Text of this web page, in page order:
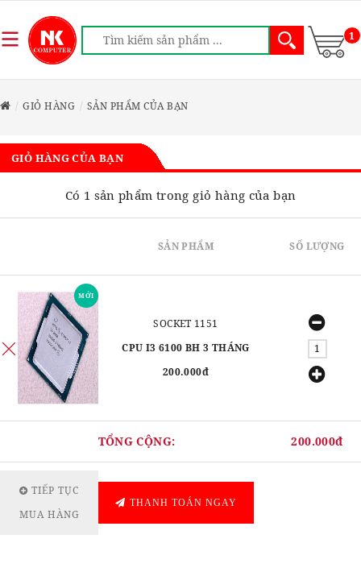
1
GIỎ HÀNG SẢN PHẨM CỦA BẠN
GIỎ HÀNG CỦA BẠN
Có 1 sản phẩm trong giỏ hàng của bạn
SẢN PHẨM SỐ LƯỢNG
MỚI
SOCKET 1151
CPU I3 6100 BH 3 THÁNG
200.000đ
TỔNG CỘNG: 200.000đ
TIẾP TỤC
MUA HÀNG
THANH TOÁN NGAY